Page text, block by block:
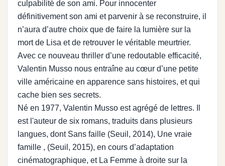
culpabilité de son ami. Pour innocenter
définitivement son ami et parvenir à se reconstruire, il
n’aura d’autre choix que de faire la lumière sur la
mort de Lisa et de retrouver le véritable meurtrier.
Avec ce nouveau thriller d’une redoutable efficacité,
Valentin Musso nous entraîne au cœur d’une petite
ville américaine en apparence sans histoires, et qui
cache bien ses secrets.
Né en 1977, Valentin Musso est agrégé de lettres. Il
est l'auteur de six romans, traduits dans plusieurs
langues, dont Sans faille (Seuil, 2014), Une vraie
famille , (Seuil, 2015), en cours d’adaptation
cinématographique, et La Femme à droite sur la